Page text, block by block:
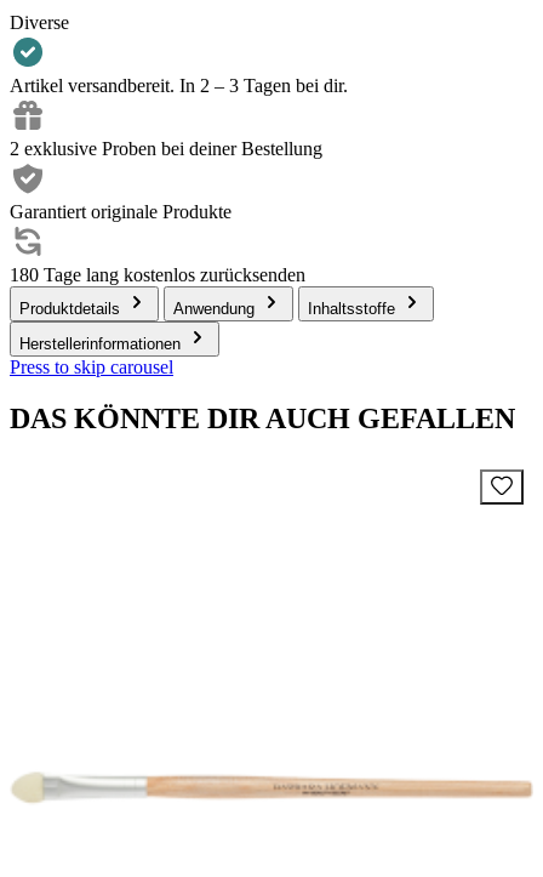
Diverse
Artikel versandbereit. In 2 – 3 Tagen bei dir.
2 exklusive Proben bei deiner Bestellung
Garantiert originale Produkte
180 Tage lang kostenlos zurücksenden
Produktdetails Anwendung
Inhaltsstoffe
Herstellerinformationen
Press to skip carousel
DAS KÖNNTE DIR AUCH GEFALLEN